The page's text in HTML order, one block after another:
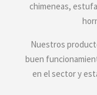
chimeneas,
Nuestros
buen
en el sector y